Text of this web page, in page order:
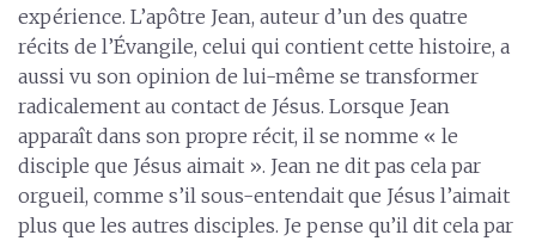
expérience. L’apôtre Jean, auteur d’un des quatre
récits de l’Évangile, celui qui contient cette histoire, a
aussi vu son opinion de lui-même se transformer
radicalement au contact de Jésus. Lorsque Jean
apparaît dans son propre récit, il se nomme « le
disciple que Jésus aimait ». Jean ne dit pas cela par
orgueil, comme s’il sous-entendait que Jésus l’aimait
plus que les autres disciples. Je pense qu’il dit cela par